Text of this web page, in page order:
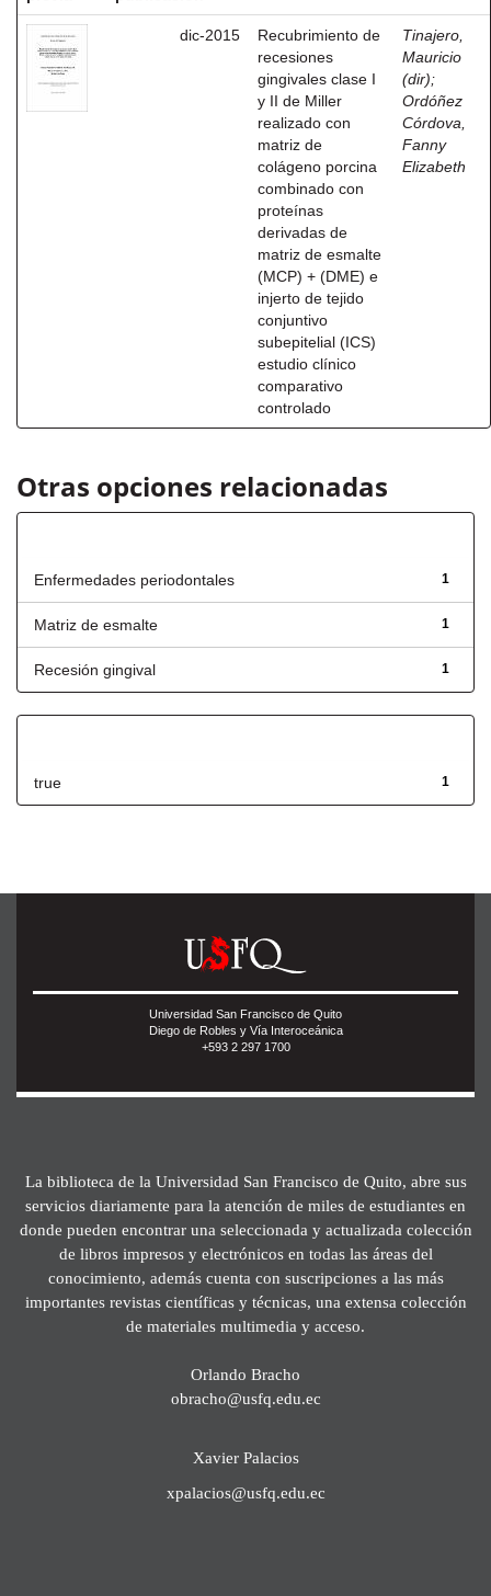
dic-2015
Recubrimiento de
recesiones
gingivales clase I
y II de Miller
realizado con
matriz de
colágeno porcina
combinado con
proteínas
derivadas de
matriz de esmalte
(MCP) + (DME) e
injerto de tejido
conjuntivo
subepitelial (ICS)
estudio clínico
comparativo
controlado
Tinajero,
Mauricio
(dir);
Ordóñez
Córdova,
Fanny
Elizabeth
Otras opciones relacionadas
1
Enfermedades periodontales
1
Matriz de esmalte
1
Recesión gingival
1
true
Universidad San Francisco de Quito
Diego de Robles y Vía Interoceánica
+593 2 297 1700
La biblioteca de la Universidad San Francisco de Quito, abre sus
servicios diariamente para la atención de miles de estudiantes en
donde pueden encontrar una seleccionada y actualizada colección
de libros impresos y electrónicos en todas las áreas del
conocimiento, además cuenta con suscripciones a las más
importantes revistas científicas y técnicas, una extensa colección
de materiales multimedia y acceso.
Orlando Bracho
obracho@usfq.edu.ec
Xavier Palacios
xpalacios@usfq.edu.ec